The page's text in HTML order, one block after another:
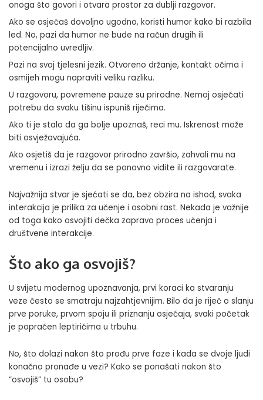
onoga što govori i otvara prostor za dublji razgovor.
Ako se osjećaš dovoljno ugodno, koristi humor kako bi razbila
led. No, pazi da humor ne bude na račun drugih ili
potencijalno uvredljiv.
Pazi na svoj tjelesni jezik. Otvoreno držanje, kontakt očima i
osmijeh mogu napraviti veliku razliku.
U razgovoru, povremene pauze su prirodne. Nemoj osjećati
potrebu da svaku tišinu ispuniš riječima.
Ako ti je stalo da ga bolje upoznaš, reci mu. Iskrenost može
biti osvježavajuća.
Ako osjetiš da je razgovor prirodno završio, zahvali mu na
vremenu i izrazi želju da se ponovno vidite ili razgovarate.
Najvažnija stvar je sjećati se da, bez obzira na ishod, svaka
interakcija je prilika za učenje i osobni rast. Nekada je važnije
od toga kako osvojiti dečka zapravo proces učenja i
društvene interakcije.
Što ako ga osvojiš?
U svijetu modernog upoznavanja, prvi koraci ka stvaranju
veze često se smatraju najzahtjevnijim. Bilo da je riječ o slanju
prve poruke, prvom spoju ili priznanju osjećaja, svaki početak
je popraćen leptirićima u trbuhu.
No, što dolazi nakon što prođu prve faze i kada se dvoje ljudi
konačno pronađe u vezi? Kako se ponašati nakon što
“osvojiš” tu osobu?